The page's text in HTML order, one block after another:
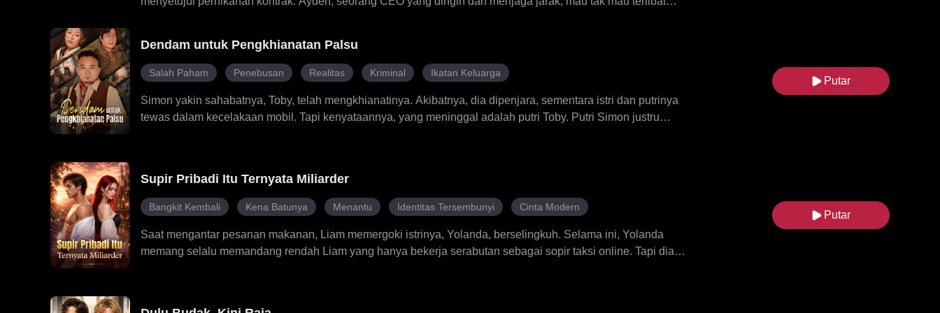
ingin memanfaatkannya, perlahan Ayden jatuh hati. Hubungan palsu mereka pun berkembang menjadi kisah
cinta yang manis dan tak terduga.
Dendam untuk Pengkhianatan Palsu
Salah Paham Penebusan Realitas Kriminal Ikatan Keluarga
Simon yakin sahabatnya, Toby, telah mengkhianatinya. Akibatnya, dia dipenjara, sementara istri dan putrinya
tewas dalam kecelakaan mobil. Tapi kenyataannya, yang meninggal adalah putri Toby. Putri Simon justru
Putar
Supir Pribadi Itu Ternyata Miliarder
Bangkit Kembali Kena Batunya Menantu Identitas Tersembunyi Cinta Modern
Saat mengantar pesanan makanan, Liam memergoki istrinya, Yolanda, berselingkuh. Selama ini, Yolanda
memang selalu memandang rendah Liam yang hanya bekerja serabutan sebagai sopir taksi online. Tapi dia
Putar